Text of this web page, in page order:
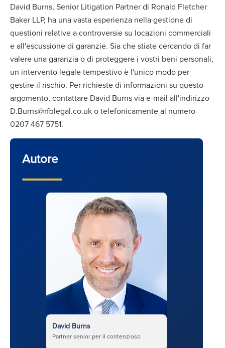
David Burns, Senior Litigation Partner di Ronald Fletcher
Baker LLP, ha una vasta esperienza nella gestione di
questioni relative a controversie su locazioni commerciali
e all'escussione di garanzie. Sia che stiate cercando di far
valere una garanzia o di proteggere i vostri beni personali,
un intervento legale tempestivo è l'unico modo per
gestire il rischio. Per richieste di informazioni su questo
argomento, contattare David Burns via e-mail all'indirizzo
D.Burns@rfblegal.co.uk o telefonicamente al numero
0207 467 5751.
Autore
David Burns
Partner senior per il contenzioso